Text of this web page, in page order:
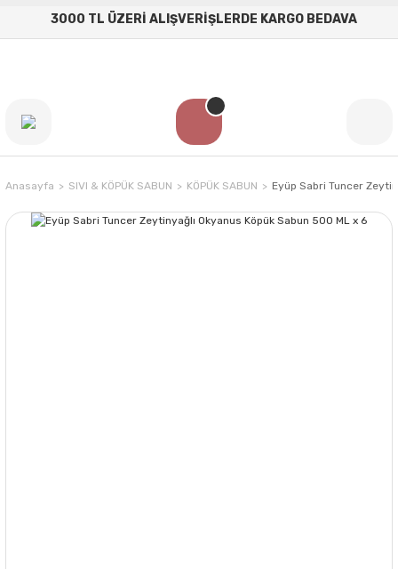
3000 TL ÜZERİ ALIŞVERİŞLERDE KARGO BEDAVA
Anasayfa SIVI & KÖPÜK SABUN KÖPÜK SABUN Eyüp Sabri Tuncer